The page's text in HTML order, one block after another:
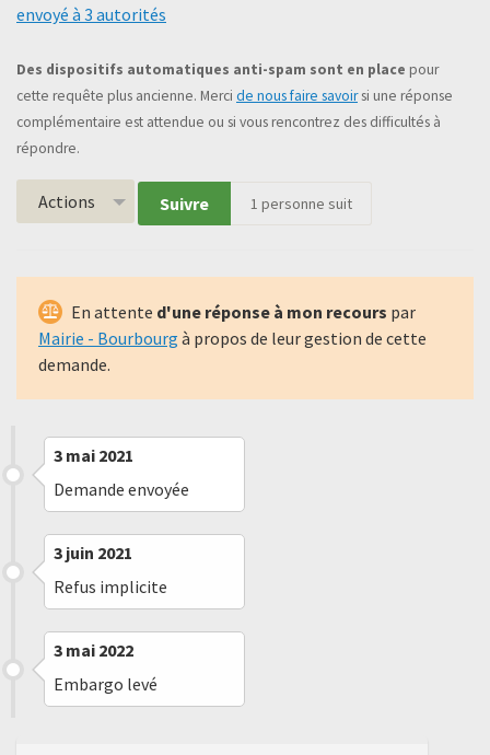
envoyé à 3 autorités
Des dispositifs automatiques anti-spam sont en place pour
cette requête plus ancienne. Merci de nous faire savoirsi une réponse
complémentaire est attendue ou si vous rencontrez des difficultés à
répondre.
Actions Suivre 1 personne suit
En attente d'une réponse à mon recours par
Mairie - Bourbourg à propos de leur gestion de cette
demande.
3 mai 2021
Demande envoyée
3 juin 2021
Refus implicite
3 mai 2022
Embargo levé